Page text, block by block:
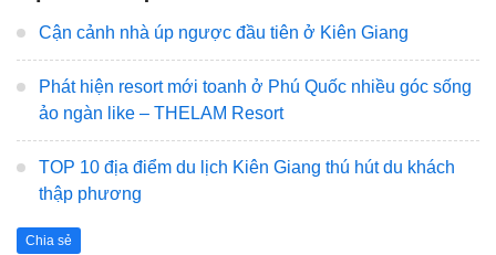
Cận cảnh nhà úp ngược đầu tiên ở Kiên Giang
Phát hiện resort mới toanh ở Phú Quốc nhiều góc sống
ảo ngàn like – THELAM Resort
TOP 10 địa điểm du lịch Kiên Giang thú hút du khách
thập phương
Chia sẻ